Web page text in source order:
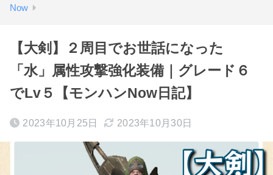
Now
【大剣】２周目でお世話になった
「水」属性攻撃強化装備｜グレード６
でLv５【モンハンNow日記】
2023年10月25日 2023年10月30日